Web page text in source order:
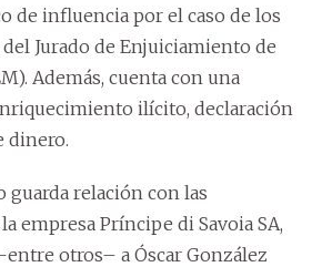
de influencia por el caso de los
Jurado de Enjuiciamiento de
Además, cuenta con una
ilícito, declaración
dinero.
guarda relación con las
empresa Príncipe di Savoia SA,
otros– a Óscar González